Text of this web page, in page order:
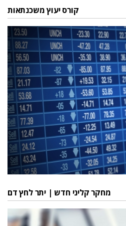
קורס יעוץ משכנתאות
מחקר קליני חדש | יתר לחץ דם